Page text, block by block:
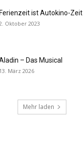
Ferienzeit ist Autokino-Zeit
Oktober 2023
– Das Musical
13. März 2026
Mehr laden